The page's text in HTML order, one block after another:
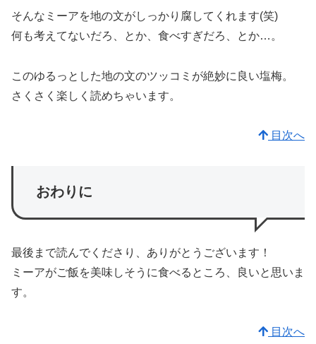
そんなミーアを地の文がしっかり腐してくれます(笑)
何も考えてないだろ、とか、食べすぎだろ、とか…。
このゆるっとした地の文のツッコミが絶妙に良い塩梅。
さくさく楽しく読めちゃいます。
目次へ
おわりに
最後まで読んでくださり、ありがとうございます！
ミーアがご飯を美味しそうに食べるところ、良いと思いま
す。
目次へ